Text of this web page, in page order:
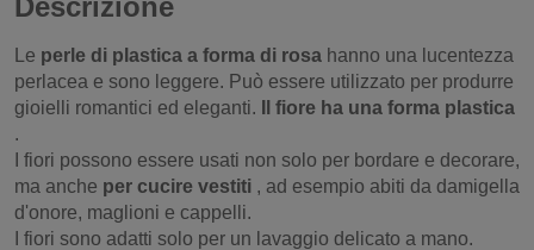
Le perle di plastica a forma di rosa hanno una lucentezza
perlacea e sono leggere. Può essere utilizzato per produrre
gioielli romantici ed eleganti.
Il fiore ha una forma plastica
.
I fiori possono essere usati non solo per bordare e decorare,
ma anche per cucire vestiti , ad esempio abiti da damigella
d'onore, maglioni e cappelli.
I fiori sono adatti solo per un lavaggio delicato a mano.